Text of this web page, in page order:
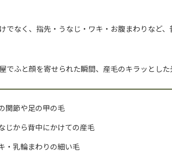
でなく、指先・うなじ・ワキ・お腹まわりなど
でふと顔を寄せられた瞬間、産毛のキラッとし
関節や足の甲の毛
じから背中にかけての産毛
・乳輪まわりの細い毛